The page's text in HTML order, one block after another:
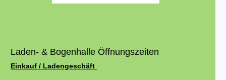
Laden- & Bogenhalle Öffnungszeiten
Einkauf / Ladengeschäft